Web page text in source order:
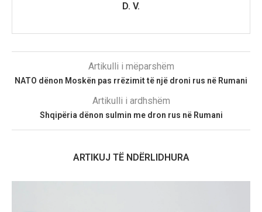
D. V.
Artikulli i mëparshëm
NATO dënon Moskën pas rrëzimit të një droni rus në Rumani
Artikulli i ardhshëm
Shqipëria dënon sulmin me dron rus në Rumani
ARTIKUJ TË NDËRLIDHURA